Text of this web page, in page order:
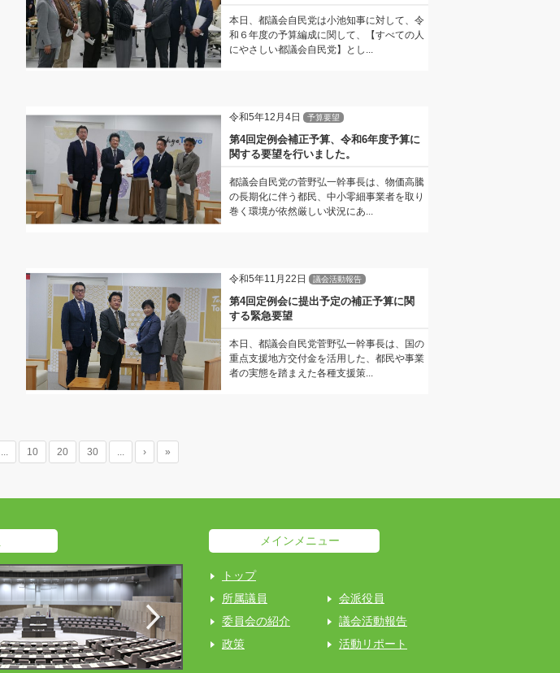
本日、都議会自民党は小池知事に対して、令
和６年度の予算編成に関して、【すべての人
にやさしい都議会自民党】とし...
令和5年12月4日 予算要望
第4回定例会補正予算、令和6年度予算に
関する要望を行いました。
都議会自民党の菅野弘一幹事長は、物価高騰
の長期化に伴う都民、中小零細事業者を取り
巻く環境が依然厳しい状況にあ...
令和5年11月22日 議会活動報告
第4回定例会に提出予定の補正予算に関
する緊急要望
本日、都議会自民党菅野弘一幹事長は、国の
重点支援地方交付金を活用した、都民や事業
者の実態を踏まえた各種支援策...
... 10 20 30 ... › »
メインメニュー
トップ
所属議員
会派役員
委員会の紹介
議会活動報告
政策
活動リポート